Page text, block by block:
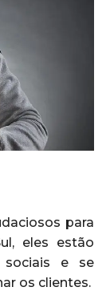
para
eles estão
sociais e se
os clientes.